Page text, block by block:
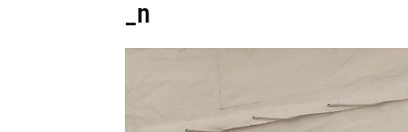
_n